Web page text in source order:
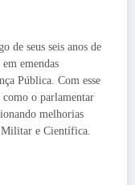
de seus seis anos de
emendas
Pública. Com esse
como o parlamentar
melhorias
Militar e Científica.